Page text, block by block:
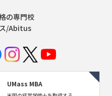
の専門校
/Abitus
UMass MBA